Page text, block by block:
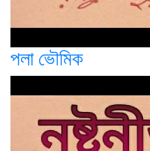
পলা ভৌমিক